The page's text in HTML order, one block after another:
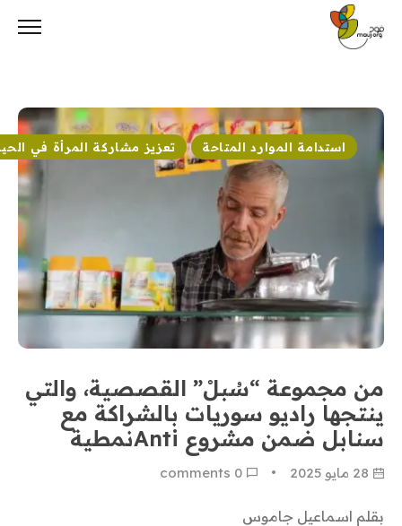
استدامة الموارد المتاحة تعزيز مشاركة المرأة في
من مجموعة “سُبلْ” القصصية، والتي
ينتجها راديو سوريات بالشراكة مع
سنابل ضمن مشروع Antiنمطية
28 مايو 2025 0
بقلم اسماعيل جاموس